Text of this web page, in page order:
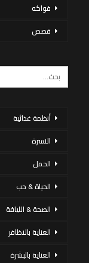
فواكه
قصص
أنظمة غذائية
الاسرة
الحمل
الحياة & حب
الصحة & اللياقة
العناية بالاظافر
العناية بالبشرة